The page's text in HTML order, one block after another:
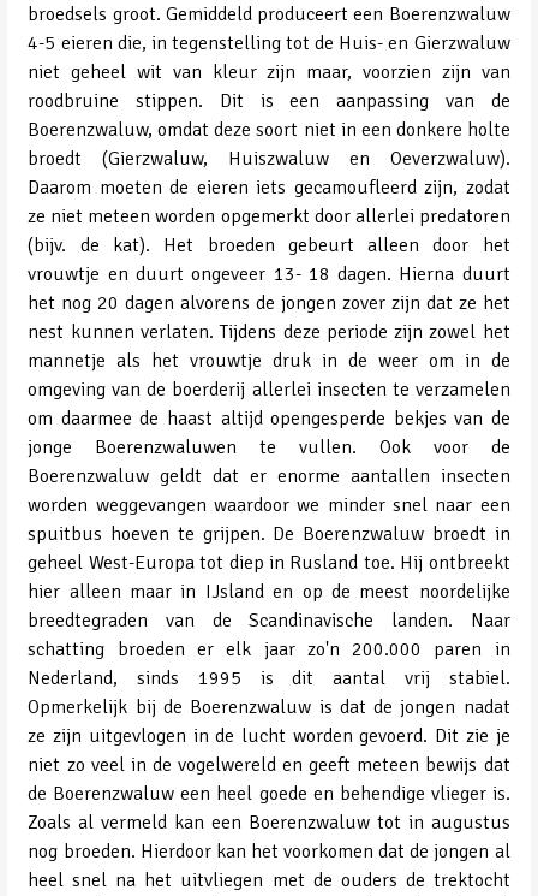
broedsels groot. Gemiddeld produceert een Boerenzwaluw
4-5 eieren die, in tegenstelling tot de Huis- en Gierzwaluw
niet geheel wit van kleur zijn maar, voorzien zijn van
roodbruine stippen. Dit is een aanpassing van de
Boerenzwaluw, omdat deze soort niet in een donkere holte
broedt (Gierzwaluw, Huiszwaluw en Oeverzwaluw).
Daarom moeten de eieren iets gecamoufleerd zijn, zodat
ze niet meteen worden opgemerkt door allerlei predatoren
(bijv. de kat). Het broeden gebeurt alleen door het
vrouwtje en duurt ongeveer 13- 18 dagen. Hierna duurt
het nog 20 dagen alvorens de jongen zover zijn dat ze het
nest kunnen verlaten. Tijdens deze periode zijn zowel het
mannetje als het vrouwtje druk in de weer om in de
omgeving van de boerderij allerlei insecten te verzamelen
om daarmee de haast altijd opengesperde bekjes van de
jonge Boerenzwaluwen te vullen. Ook voor de
Boerenzwaluw geldt dat er enorme aantallen insecten
worden weggevangen waardoor we minder snel naar een
spuitbus hoeven te grijpen. De Boerenzwaluw broedt in
geheel West-Europa tot diep in Rusland toe. Hij ontbreekt
hier alleen maar in IJsland en op de meest noordelijke
breedtegraden van de Scandinavische landen. Naar
schatting broeden er elk jaar zo'n 200.000 paren in
Nederland, sinds 1995 is dit aantal vrij stabiel.
Opmerkelijk bij de Boerenzwaluw is dat de jongen nadat
ze zijn uitgevlogen in de lucht worden gevoerd. Dit zie je
niet zo veel in de vogelwereld en geeft meteen bewijs dat
de Boerenzwaluw een heel goede en behendige vlieger is.
Zoals al vermeld kan een Boerenzwaluw tot in augustus
nog broeden. Hierdoor kan het voorkomen dat de jongen al
heel snel na het uitvliegen met de ouders de trektocht